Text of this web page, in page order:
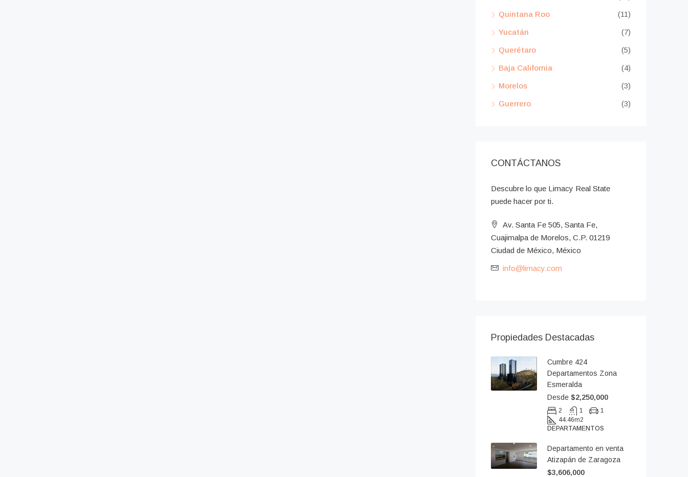
Quintana Roo (11)
Yucatán (7)
Querétaro (5)
Baja California (4)
Morelos (3)
Guerrero (3)
CONTÁCTANOS
Descubre lo que Limacy Real State
puede hacer por ti.
Av. Santa Fe 505, Santa Fe,
Cuajimalpa de Morelos, C.P. 01219
Ciudad de México, México
info@limacy.com
Propiedades Destacadas
Cumbre 424
Departamentos Zona
Esmeralda
Desde $2,250,000
2 1
1
44.46m2
DEPARTAMENTOS
Departamento en venta
Atizapán de Zaragoza
$3,606,000